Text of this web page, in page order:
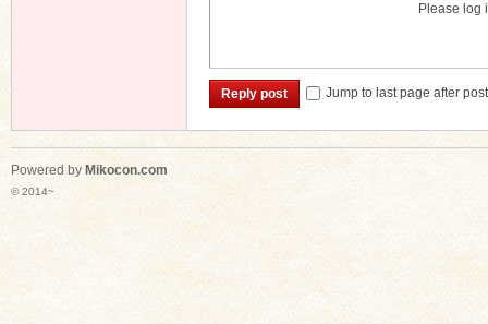
Please log
Reply post Jump to last page after
Powered by Mikocon.com
© 2014~